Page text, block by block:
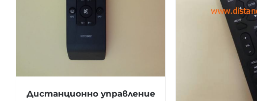
Дистанционно управление